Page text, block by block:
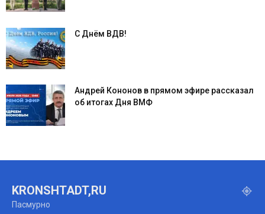
С Днём ВДВ!
Андрей Кононов в прямом эфире рассказал
об итогах Дня ВМФ
KRONSHTADT,RU
Пасмурно